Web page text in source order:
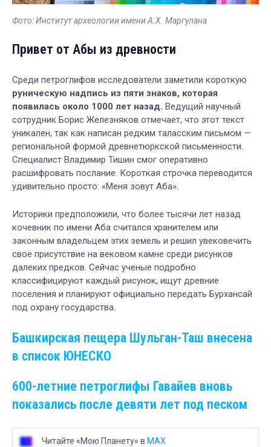
Фото: Институт археологии имени А.Х. Маргулана
Привет от Абы из древности
Среди петроглифов исследователи заметили короткую
руническую надпись из пяти знаков, которая
появилась около 1000 лет назад. Ведущий научный
сотрудник Борис Железняков отмечает, что этот текст
уникален, так как написан редким таласским письмом —
региональной формой древнетюркской письменности.
Специалист Владимир Тишин смог оперативно
расшифровать послание. Короткая строчка переводится
удивительно просто: «Меня зовут Аба».
Историки предположили, что более тысячи лет назад
кочевник по имени Аба считался хранителем или
законным владельцем этих земель и решил увековечить
свое присутствие на вековом камне среди рисунков
далеких предков. Сейчас ученые подробно
классифицируют каждый рисунок, ищут древние
поселения и планируют официально передать Бурхансай
под охрану государства.
Башкирская пещера Шульган-Таш внесена
в список ЮНЕСКО
600-летние петроглифы Гавайев вновь
показались после девяти лет под песком
Читайте «Мою Планету» в MAX